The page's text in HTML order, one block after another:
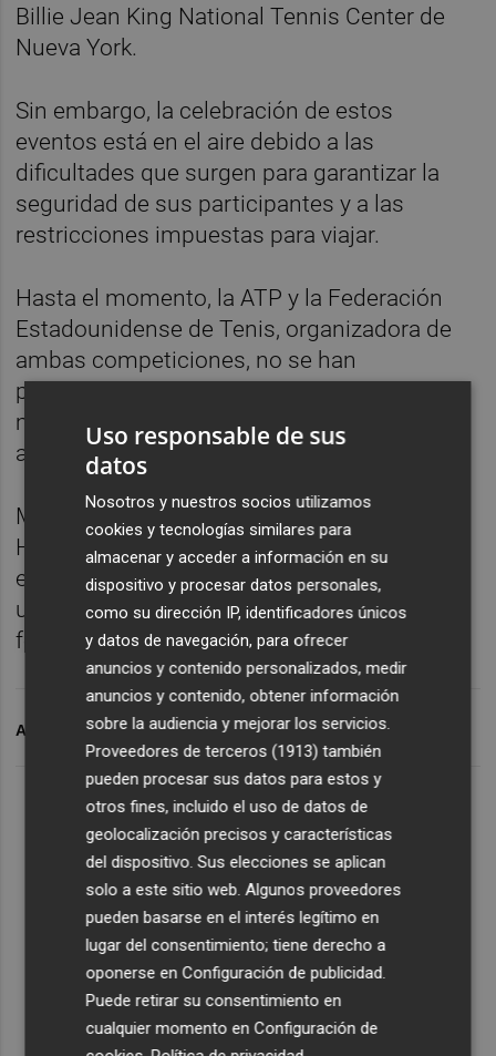
Billie Jean King National Tennis Center de
Nueva York.
Sin embargo, la celebración de estos
eventos está en el aire debido a las
dificultades que surgen para garantizar la
seguridad de sus participantes y a las
restricciones impuestas para viajar.
Hasta el momento, la ATP y la Federación
Estadounidense de Tenis, organizadora de
ambas competiciones, no se han
pronunciado sobre la celebración de las
mismas, aunque se espera que anuncien
algo antes de final de mes.
Mientras tanto, Bautista se encuentra en
Huelva para tomar parte en la Copa del Rey,
evento que le servirá de preparación para
una vuelta a la competición que no tiene
fecha definida.
ARCHIVADO EN ROBERTO BAUTISTA
Uso responsable de sus
datos
Nosotros y nuestros socios utilizamos
cookies y tecnologías similares para
almacenar y acceder a información en su
dispositivo y procesar datos personales,
como su dirección IP, identificadores únicos
y datos de navegación, para ofrecer
anuncios y contenido personalizados, medir
anuncios y contenido, obtener información
sobre la audiencia y mejorar los servicios.
Proveedores de terceros (1913) también
pueden procesar sus datos para estos y
otros fines, incluido el uso de datos de
geolocalización precisos y características
del dispositivo. Sus elecciones se aplican
solo a este sitio web. Algunos proveedores
pueden basarse en el interés legítimo en
lugar del consentimiento; tiene derecho a
oponerse enConfiguración de publicidad.
Puede retirar su consentimiento en
cualquier momento enConfiguración de